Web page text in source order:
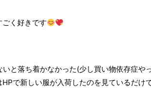
く好きです
と落ち着かなかった(少し買い物依存症や
で新しい服が入荷したのを見ているだけ